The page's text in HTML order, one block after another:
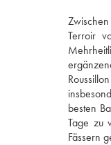
Terroir
besten
Tage zu
Fässern